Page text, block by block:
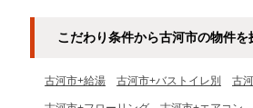
こだわり条件から古河市の物件を
古河市+給湯 古河市+バストイレ別 古